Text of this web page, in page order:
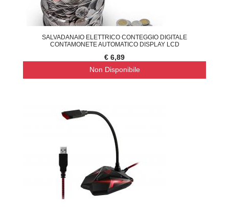
SALVADANAIO ELETTRICO CONTEGGIO DIGITALE
CONTAMONETE AUTOMATICO DISPLAY LCD
€ 6,89
Non Disponibile